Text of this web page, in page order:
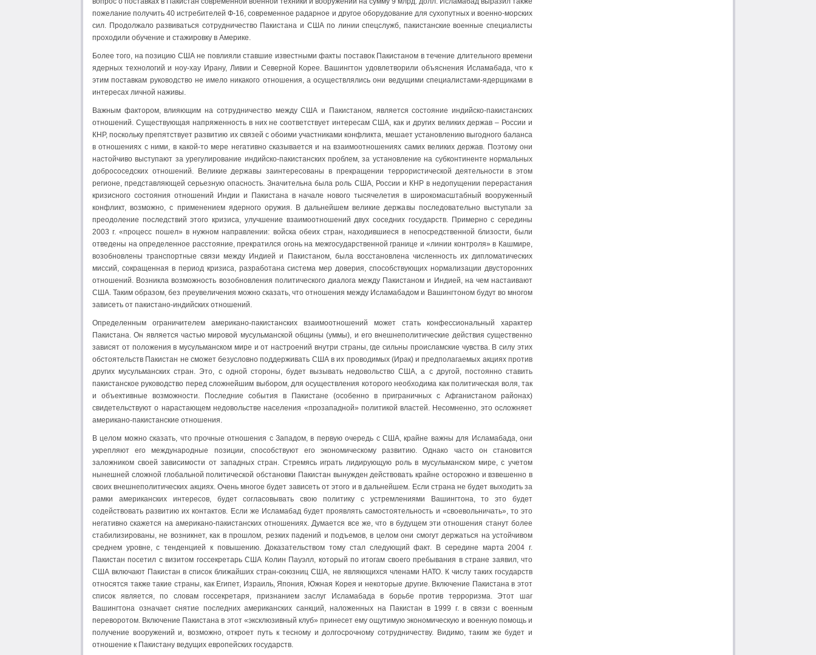
пожелание получить 40 истребителей Ф-16, современное радарное и другое оборудование для сухопутных и военно-морских
сил. Продолжало развиваться сотрудничество Пакистана и США по линии спецслужб, пакистанские военные специалисты
проходили обучение и стажировку в Америке.
Более того, на позицию США не повлияли ставшие известными факты поставок Пакистаном в течение длительного времени
ядерных технологий и ноу-хау Ирану, Ливии и Северной Корее. Вашингтон удовлетворили объяснения Исламабада, что к
этим поставкам руководство не имело никакого отношения, а осуществлялись они ведущими специалистами-ядерщиками в
интересах личной наживы.
Важным фактором, влияющим на сотрудничество между США и Пакистаном, является состояние индийско-пакистанских
отношений. Существующая напряженность в них не соответствует интересам США, как и других великих держав – России и
КНР, поскольку препятствует развитию их связей с обоими участниками конфликта, мешает установлению выгодного баланса
в отношениях с ними, в какой-то мере негативно сказывается и на взаимоотношениях самих великих держав. Поэтому они
настойчиво выступают за урегулирование индийско-пакистанских проблем, за установление на субконтиненте нормальных
добрососедских отношений. Великие державы заинтересованы в прекращении террористической деятельности в этом
регионе, представляющей серьезную опасность. Значительна была роль США, России и КНР в недопущении перерастания
кризисного состояния отношений Индии и Пакистана в начале нового тысячелетия в широкомасштабный вооруженный
конфликт, возможно, с применением ядерного оружия. В дальнейшем великие державы последовательно выступали за
преодоление последствий этого кризиса, улучшение взаимоотношений двух соседних государств. Примерно с середины
2003 г. «процесс пошел» в нужном направлении: войска обеих стран, находившиеся в непосредственной близости, были
отведены на определенное расстояние, прекратился огонь на межгосударственной границе и «линии контроля» в Кашмире,
возобновлены транспортные связи между Индией и Пакистаном, была восстановлена численность их дипломатических
миссий, сокращенная в период кризиса, разработана система мер доверия, способствующих нормализации двусторонних
отношений. Возникла возможность возобновления политического диалога между Пакистаном и Индией, на чем настаивают
США. Таким образом, без преувеличения можно сказать, что отношения между Исламабадом и Вашингтоном будут во многом
зависеть от пакистано-индийских отношений.
Определенным ограничителем американо-пакистанских взаимоотношений может стать конфессиональный характер
Пакистана. Он является частью мировой мусульманской общины (уммы), и его внешнеполитические действия существенно
зависят от положения в мусульманском мире и от настроений внутри страны, где сильны происламские чувства. В силу этих
обстоятельств Пакистан не сможет безусловно поддерживать США в их проводимых (Ирак) и предполагаемых акциях против
других мусульманских стран. Это, с одной стороны, будет вызывать недовольство США, а с другой, постоянно ставить
пакистанское руководство перед сложнейшим выбором, для осуществления которого необходима как политическая воля, так
и объективные возможности. Последние события в Пакистане (особенно в приграничных с Афганистаном районах)
свидетельствуют о нарастающем недовольстве населения «прозападной» политикой властей. Несомненно, это осложняет
американо-пакистанские отношения.
В целом можно сказать, что прочные отношения с Западом, в первую очередь с США, крайне важны для Исламабада, они
укрепляют его международные позиции, способствуют его экономическому развитию. Однако часто он становится
заложником своей зависимости от западных стран. Стремясь играть лидирующую роль в мусульманском мире, с учетом
нынешней сложной глобальной политической обстановки Пакистан вынужден действовать крайне осторожно и взвешенно в
своих внешнеполитических акциях. Очень многое будет зависеть от этого и в дальнейшем. Если страна не будет выходить за
рамки американских интересов, будет согласовывать свою политику с устремлениями Вашингтона, то это будет
содействовать развитию их контактов. Если же Исламабад будет проявлять самостоятельность и «своевольничать», то это
негативно скажется на американо-пакистанских отношениях. Думается все же, что в будущем эти отношения станут более
стабилизированы, не возникнет, как в прошлом, резких падений и подъемов, в целом они смогут держаться на устойчивом
среднем уровне, с тенденцией к повышению. Доказательством тому стал следующий факт. В середине марта 2004 г.
Пакистан посетил с визитом госсекретарь США Колин Пауэлл, который по итогам своего пребывания в стране заявил, что
США включают Пакистан в список ближайших стран-союзниц США, не являющихся членами НАТО. К числу таких государств
относятся также такие страны, как Египет, Израиль, Япония, Южная Корея и некоторые другие. Включение Пакистана в этот
список является, по словам госсекретаря, признанием заслуг Исламабада в борьбе против терроризма. Этот шаг
Вашингтона означает снятие последних американских санкций, наложенных на Пакистан в 1999 г. в связи с военным
переворотом. Включение Пакистана в этот «эксклюзивный клуб» принесет ему ощутимую экономическую и военную помощь и
получение вооружений и, возможно, откроет путь к тесному и долгосрочному сотрудничеству. Видимо, таким же будет и
отношение к Пакистану ведущих европейских государств.